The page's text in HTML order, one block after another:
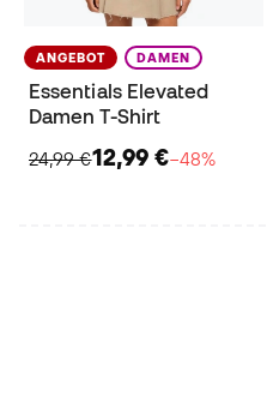
ANGEBOT DAMEN
Essentials Elevated
Damen T-Shirt
24,99 €12,99 €−48%